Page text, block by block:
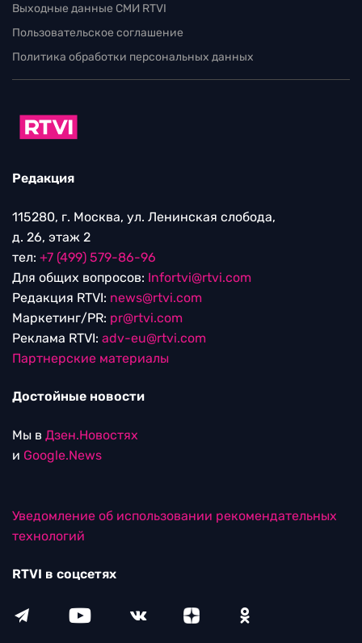
Выходные данные СМИ RTVI
Пользовательское соглашение
Политика обработки персональных данных
Редакция
115280, г. Москва, ул. Ленинская слобода,
д. 26, этаж 2
тел: +7 (499) 579-86-96
Для общих вопросов: Infortvi@rtvi.com
Редакция RTVI: news@rtvi.com
Маркетинг/PR: pr@rtvi.com
Реклама RTVI: adv-eu@rtvi.com
Партнерские материалы
Достойные новости
Мы в Дзен.Новостях
и Google.News
Уведомление об использовании рекомендательных
технологий
RTVI в соцсетях